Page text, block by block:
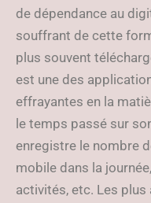
de dépendance au
souffrant de cette
plus souvent
est une des
effrayantes en la
le temps passé sur
enregistre le nombre
mobile dans la
activités, etc. Les